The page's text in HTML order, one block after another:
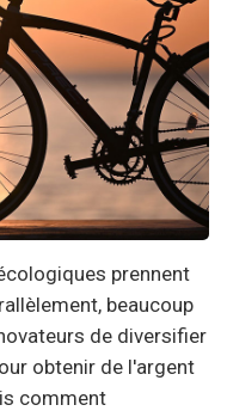
prennent
beaucoup
de diversifier
obtenir de l'argent
comment